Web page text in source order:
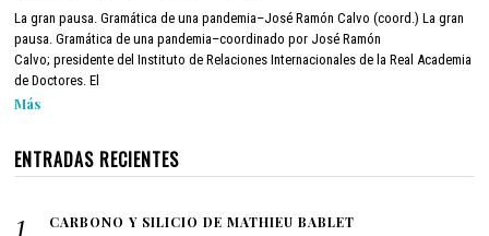
i
i
e
e
2
2
La gran pausa. Gramática de una pandemia–José Ramón Calvo (coord.) La gran
pausa. Gramática de una pandemia–coordinado por José Ramón
Calvo; presidente del Instituto de Relaciones Internacionales de la Real Academia
de Doctores. El
Más
ENTRADAS RECIENTES
CARBONO Y SILICIO DE MATHIEU BABLET